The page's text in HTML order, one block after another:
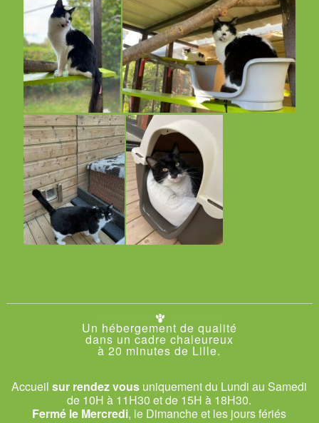
Un hébergement de qualité
dans un cadre chaleureux
à 20 minutes de Lille.
Accueilsur rendez vous uniquement du Lundi au Samedi
de 10H à 11H30 et de 15H à 18H30.
Fermé le Mercredi, le Dimanche et les jours fériés